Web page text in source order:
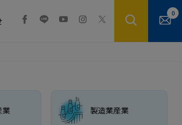
0
製造業産業